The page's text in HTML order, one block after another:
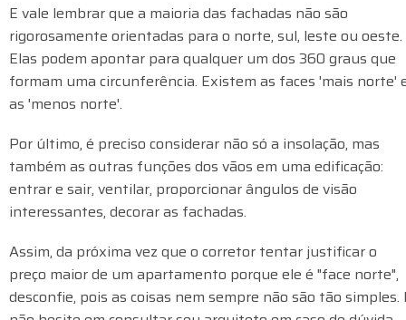
E vale lembrar que a maioria das fachadas não são
rigorosamente orientadas para o norte, sul, leste ou oeste.
Elas podem apontar para qualquer um dos 360 graus que
formam uma circunferência. Existem as faces 'mais norte'
as 'menos norte'.
Por último, é preciso considerar não só a insolação, mas
também as outras funções dos vãos em uma edificação:
entrar e sair, ventilar, proporcionar ângulos de visão
interessantes, decorar as fachadas.
Assim, da próxima vez que o corretor tentar justificar o
preço maior de um apartamento porque ele é "face norte",
desconfie, pois as coisas nem sempre não são tão simples.